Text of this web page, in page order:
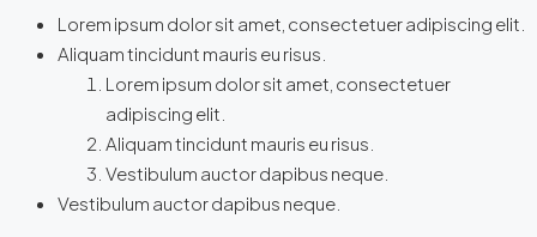
Lorem ipsum dolor sit amet, consectetuer adipiscing elit.
Aliquam tincidunt mauris eu risus.
Lorem ipsum dolor sit amet, consectetuer
adipiscing elit.
Aliquam tincidunt mauris eu risus.
Vestibulum auctor dapibus neque.
Vestibulum auctor dapibus neque.